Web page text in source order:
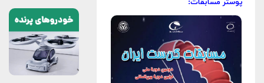
پوستر مسابقات: